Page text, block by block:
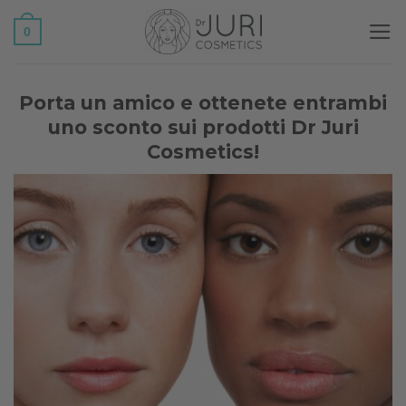
Salta
0
Porta un amico e ottenete entrambi
uno sconto sui prodotti Dr Juri
Cosmetics!